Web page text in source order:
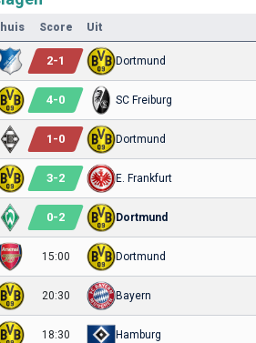
Score Uit
2-1 Dortmund
4-0 SC Freiburg
1 -0 Dortmund
3-2 E. Frankfurt
0-2 Dortmund
15:00 Dortmund
20:30 Bayern
18:30 Hamburg